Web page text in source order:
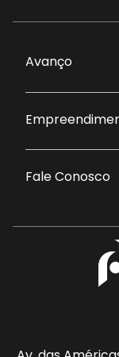
Avanço
Fale Conosco